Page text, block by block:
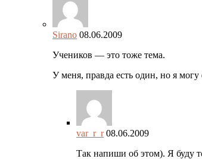
Sirano 08.06.2009
Учеников — это тоже тема.
У меня, правда есть один, но я могу
var_r_r 08.06.2009
Так напиши об этом). Я буду